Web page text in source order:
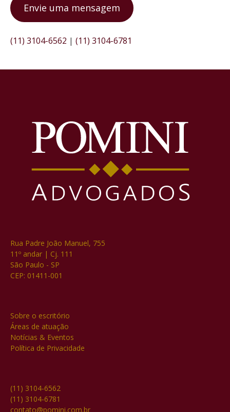
Envie uma mensagem
(11) 3104-6562 | (11) 3104-6781
Rua Padre João Manuel, 755
11º andar | Cj. 111
São Paulo - SP
CEP: 01411-001
Sobre o escritório
Áreas de atuação
Notícias & Eventos
Política de Privacidade
(11) 3104-6562
(11) 3104-6781
contato@pomini.com.br